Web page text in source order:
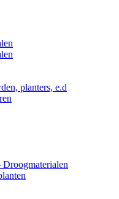
planters, e.d